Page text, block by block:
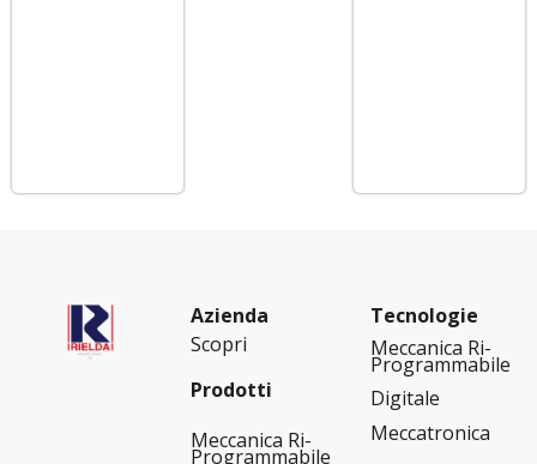
Azienda
Scopri
Prodotti
Meccanica Ri-
Programmabile
Tecnologie
Meccanica Ri-
Programmabile
Digitale
Meccatronica